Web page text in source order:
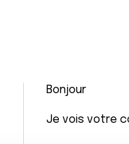
Bonjour
Je vois votre